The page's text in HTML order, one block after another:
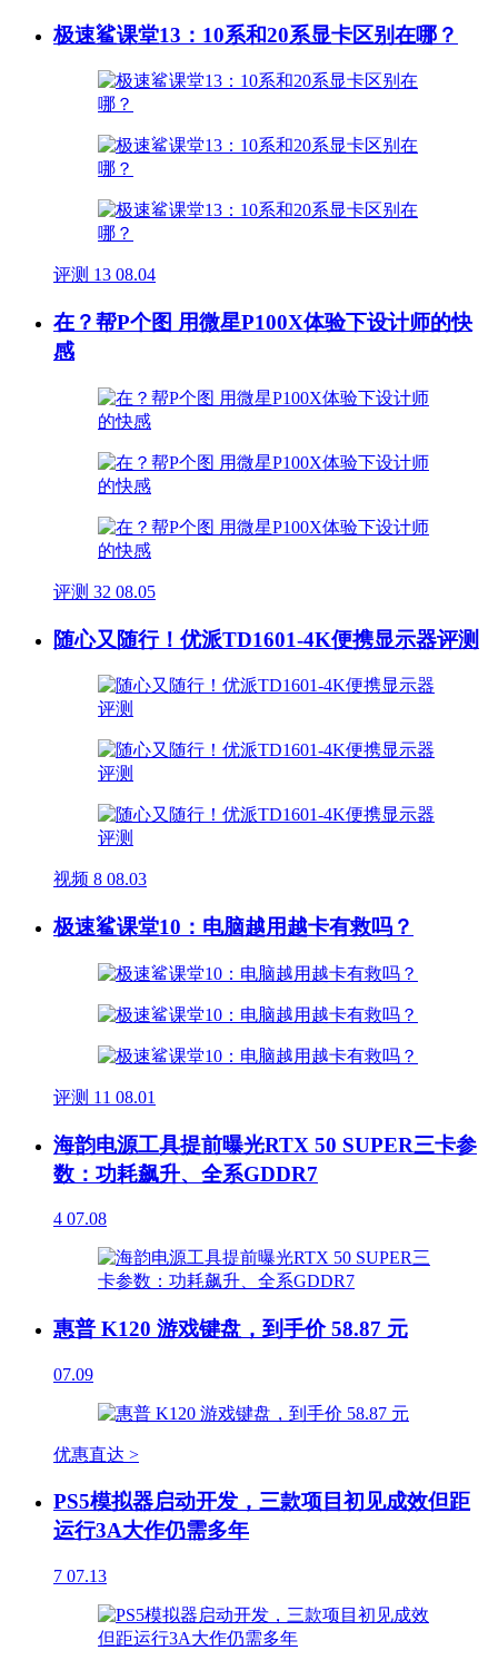
极速鲨课堂13：10系和20系显卡区别在哪？
评测 13 08.04
在？帮P个图 用微星P100X体验下设计师的快
感
评测 32 08.05
随心又随行！优派TD1601-4K便携显示器评测
视频 8 08.03
极速鲨课堂10：电脑越用越卡有救吗？
评测 11 08.01
海韵电源工具提前曝光RTX 50 SUPER三卡参
数：功耗飙升、全系GDDR7
4 07.08
惠普 K120 游戏键盘，到手价 58.87 元
07.09
优惠直达 >
PS5模拟器启动开发，三款项目初见成效但距
运行3A大作仍需多年
7 07.13